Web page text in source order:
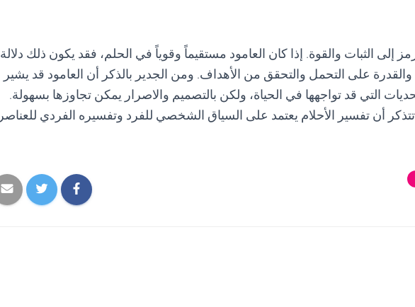
إلى الثبات والقوة. إذا كان العامود مستقيماً وقوياً في الحلم، فقد يكون ذلك دلالة
على التحمل والتحقق من الأهداف. ومن الجدير بالذكر أن العامود قد يشير
التي قد تواجهها في الحياة، ولكن بالتصميم والاصرار يمكن تجاوزها بسهولة.
أن تفسير الأحلام يعتمد على السياق الشخصي للفرد وتفسيره الفردي للعناصر